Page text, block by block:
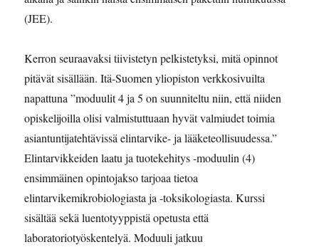
(JEE).
Kerron seuraavaksi tiivistetyn pelkistetyksi, mitä opinnot
pitävät sisällään. Itä-Suomen yliopiston verkkosivuilta
napattuna ”moduulit 4 ja 5 on suunniteltu niin, että niiden
opiskelijoilla olisi valmistuttuaan hyvät valmiudet toimia
asiantuntijatehtävissä elintarvike- ja lääketeollisuudessa.”
Elintarvikkeiden laatu ja tuotekehitys -moduulin (4)
ensimmäinen opintojakso tarjoaa tietoa
elintarvikemikrobiologiasta ja -toksikologiasta. Kurssi
sisältää sekä luentotyyppistä opetusta että
laboratoriotyöskentelyä. Moduuli jatkuu